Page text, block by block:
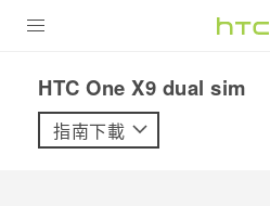
VIVE
HTC One X9 dual sim‎
指南下載